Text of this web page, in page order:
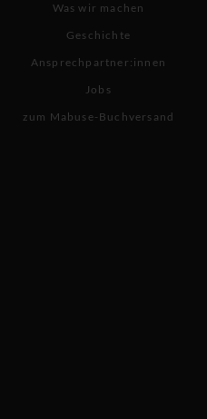
Was wir machen
Geschichte
Ansprechpartner:innen
Jobs
zum Mabuse-Buchversand